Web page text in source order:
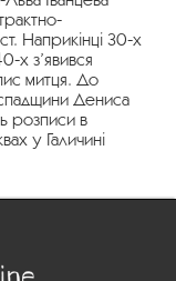
Наприкінці 30-х
х з’явився
митця. До
Дениса
розписи в
у Галичині